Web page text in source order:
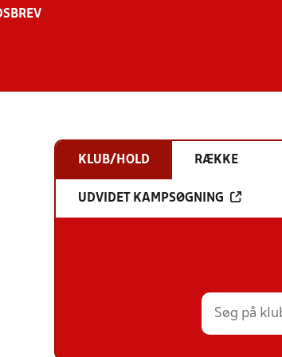
KLUB/HOLD RÆKKE
UDVIDET KAMPSØGNING